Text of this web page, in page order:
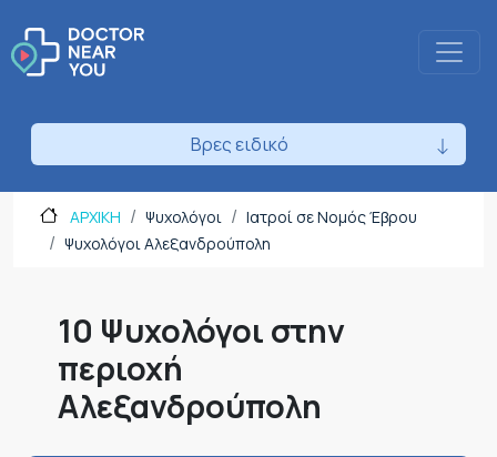
Βρες ειδικό
ΑΡΧΙΚΗ Ψυχολόγοι
Ιατροί σε Νομός Έβρου
Ψυχολόγοι Αλεξανδρούπολη
10 Ψυχολόγοι στην
περιοχή
Αλεξανδρούπολη